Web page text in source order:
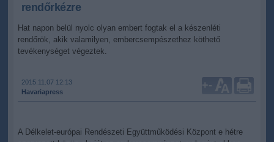
rendőrkézre
Hat napon belül nyolc olyan embert fogtak el a készenléti
rendőrök, akik valamilyen, embercsempészethez köthető
tevékenységet végeztek.
2015.11.07 12:13
Havariapress
+-
A Délkelet-európai Rendészeti Együttműködési Központ e hétre